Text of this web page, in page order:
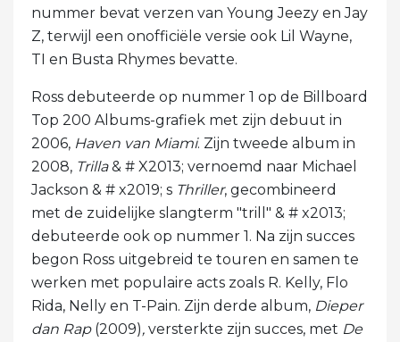
nummer bevat verzen van Young Jeezy en Jay
Z, terwijl een onofficiële versie ook Lil Wayne,
TI en Busta Rhymes bevatte.
Ross debuteerde op nummer 1 op de Billboard
Top 200 Albums-grafiek met zijn debuut in
2006, Haven van Miami. Zijn tweede album in
2008, Trilla& # X2013; vernoemd naar Michael
Jackson & # x2019; s Thriller, gecombineerd
met de zuidelijke slangterm "trill" & # x2013;
debuteerde ook op nummer 1. Na zijn succes
begon Ross uitgebreid te touren en samen te
werken met populaire acts zoals R. Kelly, Flo
Rida, Nelly en T-Pain. Zijn derde album, Dieper
dan Rap (2009), versterkte zijn succes, met De